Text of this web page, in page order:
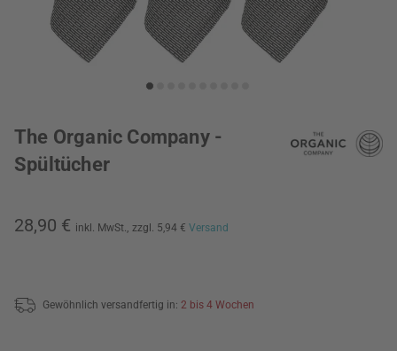
The Organic Company -
Spültücher
28,90 € inkl. MwSt., zzgl. 5,94 € Versand
Gewöhnlich versandfertig in: 2 bis 4 Wochen